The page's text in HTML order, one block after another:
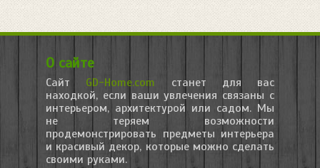
О сайте
Сайт GD-Home.com станет для вас
находкой, если ваши увлечения связаны с
интерьером, архитектурой или садом. Мы
не теряем возможности
продемонстрировать предметы интерьера
и красивый декор, которые можно сделать
своими руками.